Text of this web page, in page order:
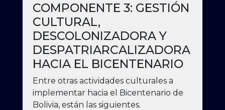
COMPONENTE 3: GESTIÓN
CULTURAL,
DESCOLONIZADORA Y
DESPATRIARCALIZADORA
HACIA EL BICENTENARIO
Entre otras actividades culturales a
implementar hacia el Bicentenario de
Bolivia, están las siguientes.